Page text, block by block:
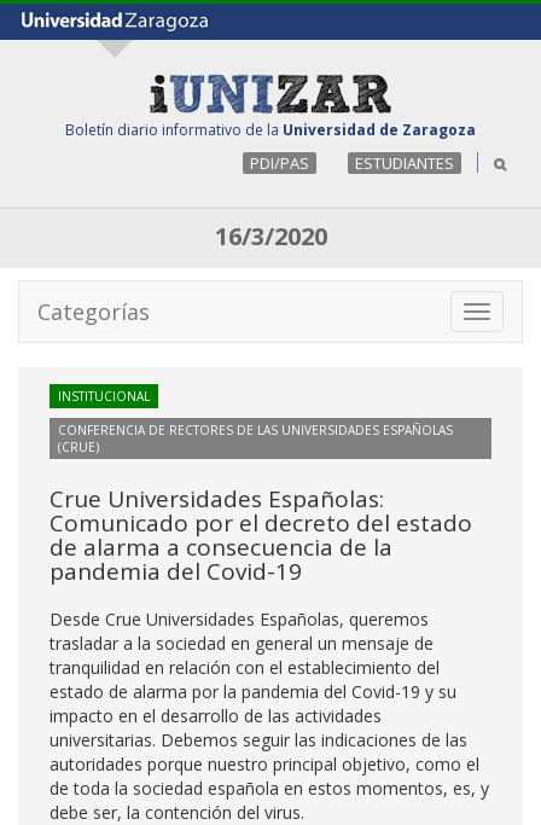
Boletín diario informativo de la Universidad de Zaragoza
PDI/PAS ESTUDIANTES
16/3/2020
Toggle
Categorías
INSTITUCIONAL
CONFERENCIA DE RECTORES DE LAS UNIVERSIDADES ESPAÑOLAS
(CRUE)
Crue Universidades Españolas:
Comunicado por el decreto del estado
de alarma a consecuencia de la
pandemia del Covid-19
Desde Crue Universidades Españolas, queremos
trasladar a la sociedad en general un mensaje de
tranquilidad en relación con el establecimiento del
estado de alarma por la pandemia del Covid-19 y su
impacto en el desarrollo de las actividades
universitarias. Debemos seguir las indicaciones de las
autoridades porque nuestro principal objetivo, como el
de toda la sociedad española en estos momentos, es, y
debe ser, la contención del virus.